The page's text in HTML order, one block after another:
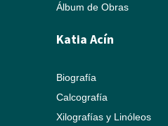
Álbum de Obras
Katia Acín
Biografía
Calcografía
Xilografías y Linóleos